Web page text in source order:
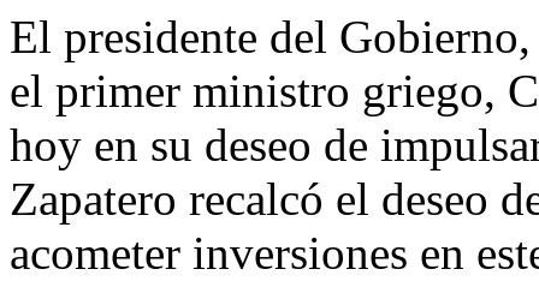
El presidente del
el primer ministro griego,
hoy en su deseo de
Zapatero recalcó el deseo
acometer inversiones en